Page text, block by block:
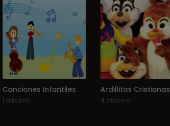
Canciones Infantiles
1 albums
Ardillitas Cristianas
4 albums